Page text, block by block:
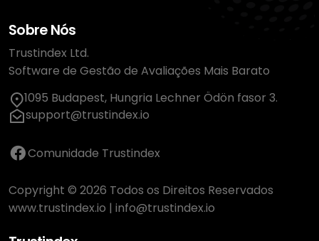
Sobre Nós
Trustindex Ltd.
Software de Gestão de Avaliações Mais Barato
1095 Budapest, Hungria Lechner Ödön fasor 3.
support@trustindex.io
Comunidade Trustindex
Copyright © 2026 Todos os Direitos Reservados
www.trustindex.io | info@trustindex.io